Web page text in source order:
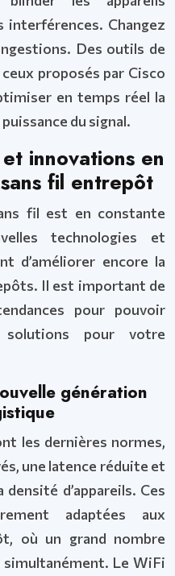
interférences. Changez
Des outils de
proposés par Cisco
en temps réel la
du signal.
innovations en
fil entrepôt
fil est en constante
technologies et
d’améliorer encore la
Il est important de
pour pouvoir
pour votre
génération
les dernières normes,
une latence réduite et
d’appareils. Ces
adaptées aux
où un grand nombre
simultanément. Le WiFi